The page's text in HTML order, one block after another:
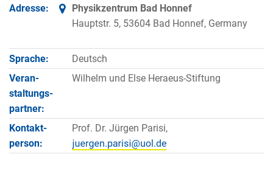
Adresse:
Physikzentrum Bad Honnef
Hauptstr. 5, 53604 Bad Honnef, Germany
Sprache:
Deutsch
Veran­
staltungs­
partner:
Wilhelm und Else Heraeus-Stiftung
Kontakt­
person:
Prof. Dr. Jürgen Parisi,